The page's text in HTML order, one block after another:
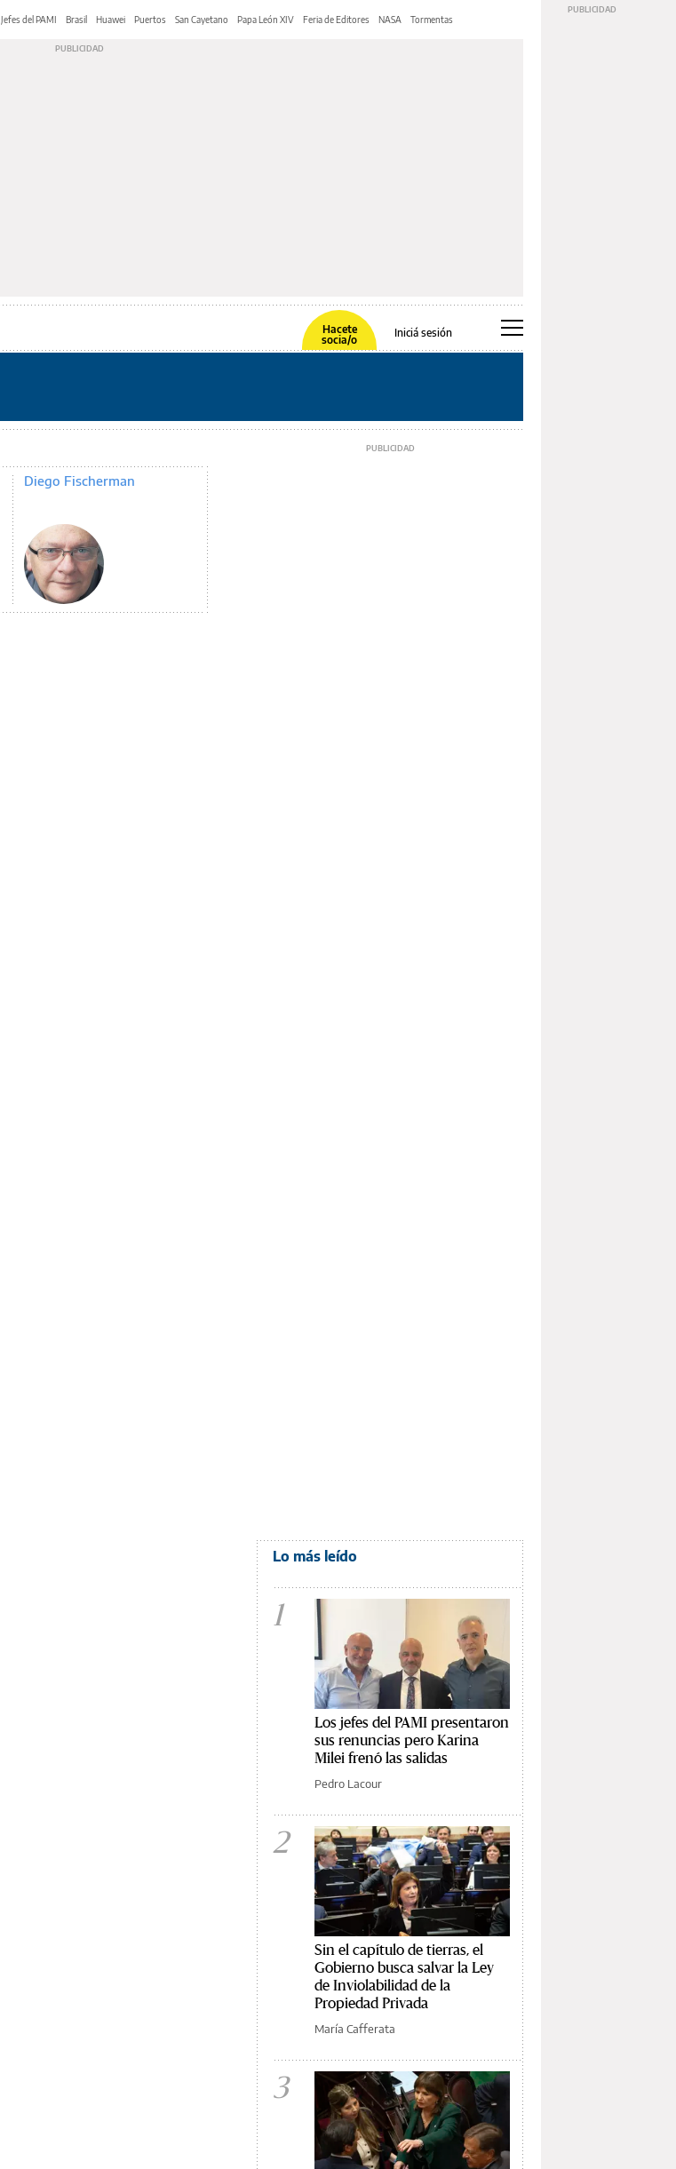
Jefes del PAMI Brasil Huawei Puertos San Cayetano Papa León XIV Feria de Editores NASA Tormentas
Hacete
socia/o
Iniciá sesión
Diego Fischerman
Lo más leído
1
Los jefes del PAMI presentaron
sus renuncias pero Karina
Milei frenó las salidas
Pedro Lacour
2
Sin el capítulo de tierras, el
Gobierno busca salvar la Ley
de Inviolabilidad de la
Propiedad Privada
María Cafferata
3